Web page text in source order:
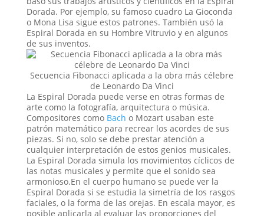
Dorada. Por ejemplo, su famoso cuadro La Gioconda
o Mona Lisa sigue estos patrones. También usó la
Espiral Dorada en su Hombre Vitruvio y en algunos
de sus inventos.
Secuencia Fibonacci aplicada a la obra más célebre
de Leonardo Da Vinci
La Espiral Dorada puede verse en otras formas de
arte como la fotografía, arquitectura o música.
Compositores como Bach o Mozart usaban este
patrón matemático para recrear los acordes de sus
piezas. Si no, solo se debe prestar atención a
cualquier interpretación de estos genios musicales.
La Espiral Dorada simula los movimientos cíclicos de
las notas musicales y permite que el sonido sea
armonioso.En el cuerpo humano se puede ver la
Espiral Dorada si se estudia la simetría de los rasgos
faciales, o la forma de las orejas. En escala mayor, es
posible aplicarla al evaluar las proporciones del